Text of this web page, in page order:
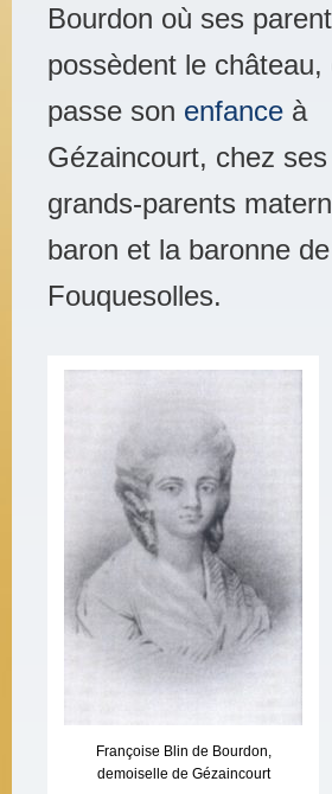
Bourdon où ses
possèdent le château,
passe son enfance à
Gézaincourt, chez ses
grands-parents
baron et la baronne de
Fouquesolles.
Françoise Blin de Bourdon,
demoiselle de Gézaincourt